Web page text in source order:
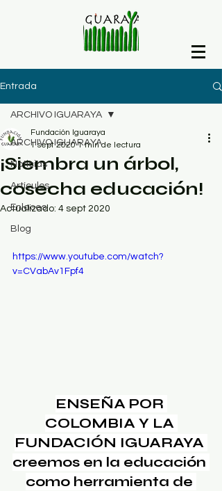
Entrada
ARCHIVO IGUARAYA
Noticias
Artículos
Enlaces
Blog
ARCHIVO IGUARAYA
¡Siembra un árbol,
cosecha educación!
Fundación Iguaraya
1 sept 2020 1 min de lectura
Actualizado: 4 sept 2020
https://www.youtube.com/watch?
v=CVabAv1Fpf4
ENSEÑA POR
COLOMBIA Y LA
FUNDACIÓN IGUARAYA
creemos en la educación
como herramienta de